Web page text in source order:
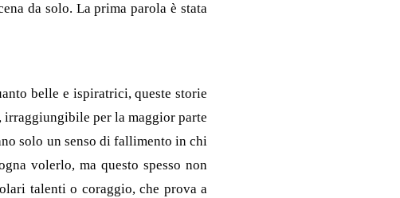
da solo. La prima parola è stata
belle e ispiratrici, queste storie
irraggiungibile per la maggior parte
solo un senso di fallimento in chi
volerlo, ma questo spesso non
talenti o coraggio, che prova a